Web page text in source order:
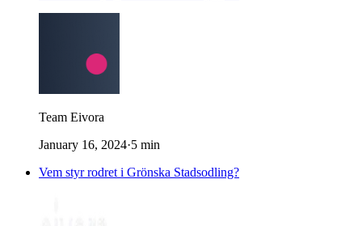
Team Eivora
January 16, 2024·5 min
Vem styr rodret i Grönska Stadsodling?